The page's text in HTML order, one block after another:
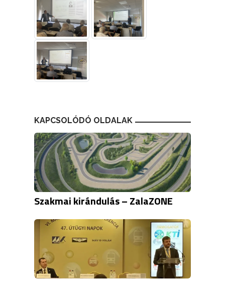
KAPCSOLÓDÓ OLDALAK
Szakmai kirándulás – ZalaZONE